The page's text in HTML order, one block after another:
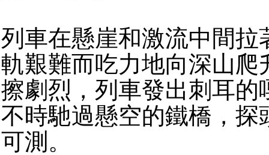
列車在懸崖和激流中間拉
軌艱難而吃力地向深山爬
擦劇烈，列車發出刺耳的
不時馳過懸空的鐵橋，探
可測。